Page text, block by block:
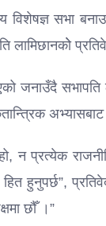
विशेषज्ञ सभा
लामिछानकोे
जनाउँदै
हो, न प्रत्येक
हित हुनुपर्छ”,
छौँ ।”